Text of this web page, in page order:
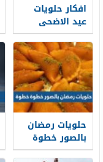
افكار حلويات
عيد الاضحى
2026 حلويات عيد
الاضحى على
شكل خروف
حلويات رمضان
بالصور خطوة
خطوة 2026